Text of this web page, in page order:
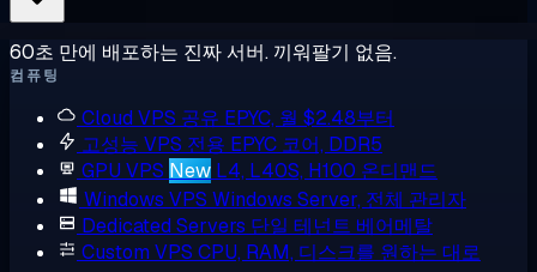
60초 만에 배포하는 진짜 서버. 끼워팔기 없음.
컴퓨팅
Cloud VPS 공유 EPYC, 월 $2.48부터
고성능 VPS 전용 EPYC 코어, DDR5
GPU VPS New L4, L40S, H100 온디맨드
Windows VPS Windows Server, 전체 관리자
Dedicated Servers 단일 테넌트 베어메탈
Custom VPS CPU, RAM, 디스크를 원하는 대로